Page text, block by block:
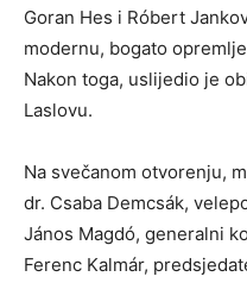
Goran Hes i Róbert
modernu, bogato
Nakon toga, uslijedio je
Laslovu.
Na svečanom otvorenju,
dr. Csaba Demcsák,
János Magdó, generalni
Ferenc Kalmár,